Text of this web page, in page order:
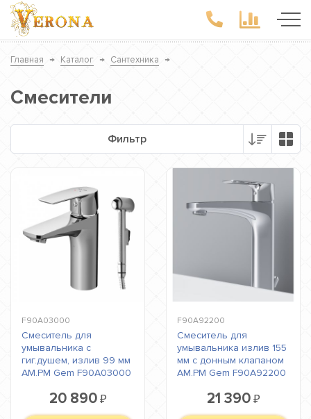
Главная → Каталог → Сантехника →
Смесители
Фильтр
F90A03000
Смеситель для
умывальника с
гиг.душем, излив 99 мм
AM.PM Gem F90A03000
20 890₽
F90A92200
Смеситель для
умывальника излив 155
мм с донным клапаном
AM.PM Gem F90A92200
21 390₽